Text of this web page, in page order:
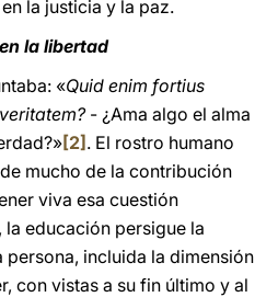
la justicia y la paz.
la libertad
«Quid enim fortius
- ¿Ama algo el alma
[2] . El rostro humano
mucho de la contribución
viva esa cuestión
educación persigue la
incluida la dimensión
con vistas a su fin último y al